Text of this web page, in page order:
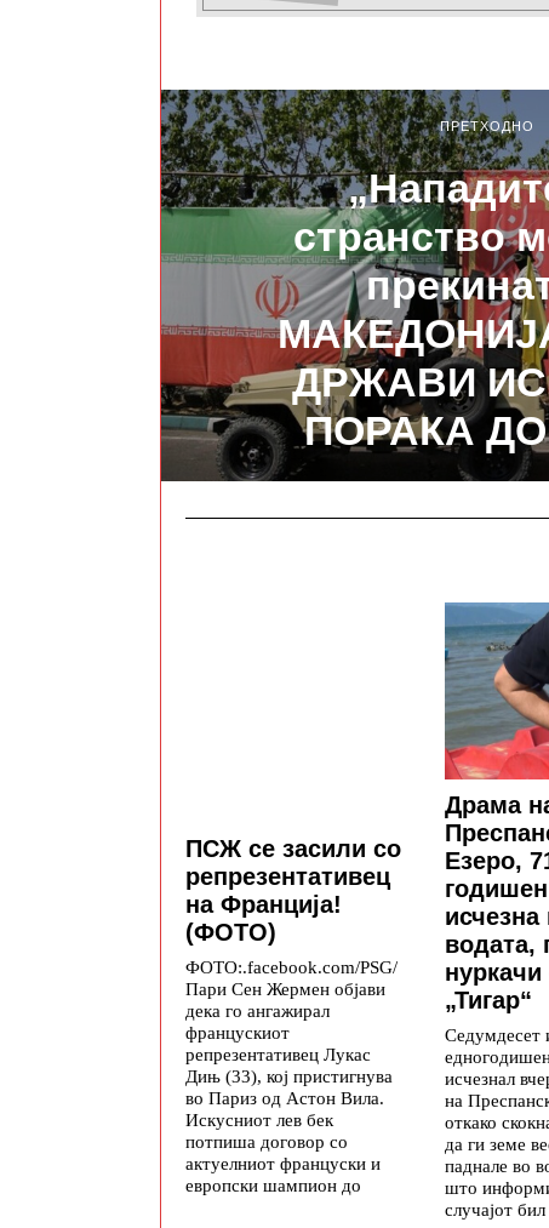
ПРЕТХОДНО
странство
ДРЖАВИ
ПОРАКА
ПСЖ се засили со
репрезентативец
на Франција!
(ФОТО)
ФОТО:.facebook.com/PSG/
Пари Сен Жермен објави
дека го ангажирал
францускиот
репрезентативец Лукас
Дињ (33), кој пристигнува
во Париз од Астон Вила.
Искусниот лев бек
потпиша договор со
актуелниот француски и
европски шампион до
Драма
Езеро,
исчезна
водата,
„Тигар“
Седумдесет
исчезнал
на
откако
да ги земе
паднале во
што
случајот